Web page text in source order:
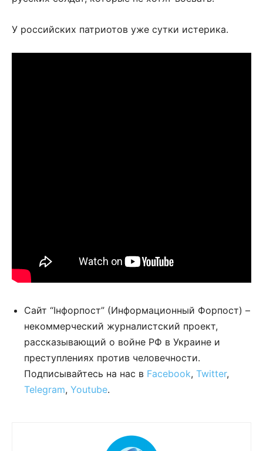
У российских патриотов уже сутки истерика.
Сайт “Інфорпост” (Информационный Форпост) –
некоммерческий журналистский проект,
рассказывающий о войне РФ в Украине и
преступлениях против человечности.
Подписывайтесь на нас в Facebook, Twitter,
Telegram, Youtube.